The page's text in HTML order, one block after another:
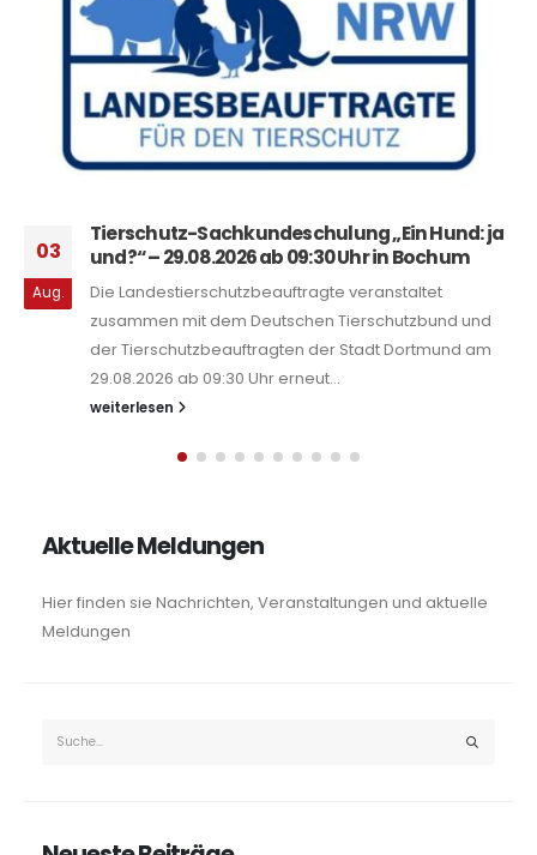
29
Sep.
Ausbruch der Blauzungenkrankheit – Aktuelle
Meldungen
Update, 23. Juli 2026: Das Ministerium für
Landwirtschaft und Verbraucherschutz des Landes
Nordrhein-Westfalen (MLV) informiert über einen BTV-
8-Ausbruch bei einem...
weiterlesen
Aktuelle Meldungen
Hier finden sie Nachrichten, Veranstaltungen und aktuelle
Meldungen